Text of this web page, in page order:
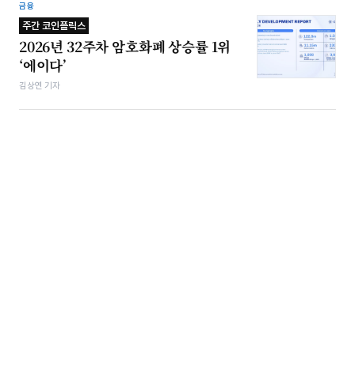
금융
주간 코인플릭스
2026년 32주차 암호화폐 상승률 1위
‘에이다’
김상연 기자